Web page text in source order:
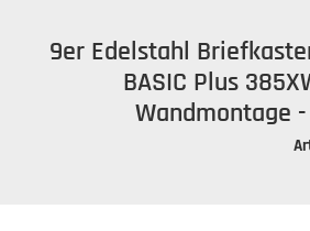
9er Edelstahl
BASIC Plus
Wandmontage